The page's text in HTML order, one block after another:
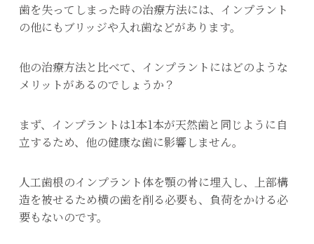
歯を失ってしまった時の治療方法には、インプラント
の他にもブリッジや入れ歯などがあります。
他の治療方法と比べて、インプラントにはどのような
メリットがあるのでしょうか？
まず、インプラントは1本1本が天然歯と同じように自
立するため、他の健康な歯に影響しません。
人工歯根のインプラント体を顎の骨に埋入し、上部構
造を被せるため横の歯を削る必要も、負荷をかける必
要もないのです。